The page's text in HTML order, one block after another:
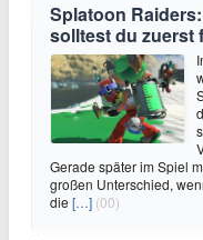
Splatoon
solltest du zuerst
Gerade später im Spiel
großen Unterschied,
die […] (00)